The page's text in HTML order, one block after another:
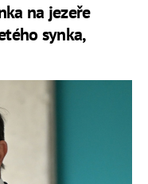
na jezeře
synka,